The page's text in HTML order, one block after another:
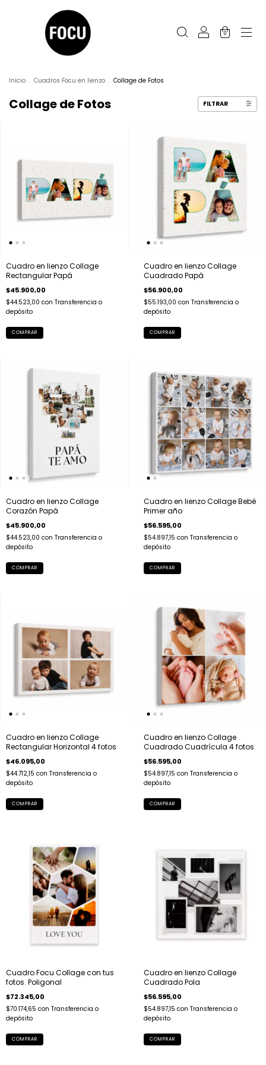
0
Inicio . Cuadros Focu en lienzo . Collage de Fotos
Collage de Fotos FILTRAR
Cuadro en lienzo Collage
Rectangular Papá
$45.900,00
$44.523,00 con Transferencia o
depósito
COMPRAR
Cuadro en lienzo Collage
Cuadrado Papá
$56.900,00
$55.193,00 con Transferencia o
depósito
COMPRAR
Cuadro en lienzo Collage
Corazón Papá
$45.900,00
$44.523,00 con Transferencia o
depósito
COMPRAR
Cuadro en lienzo Collage Bebé
Primer año
$56.595,00
$54.897,15 con Transferencia o
depósito
COMPRAR
Cuadro en lienzo Collage
Rectangular Horizontal 4 fotos
$46.095,00
$44.712,15 con Transferencia o
depósito
COMPRAR
Cuadro en lienzo Collage
Cuadrado Cuadrícula 4 fotos
$56.595,00
$54.897,15 con Transferencia o
depósito
COMPRAR
Cuadro Focu Collage con tus
fotos. Poligonal
$72.345,00
$70.174,65 con Transferencia o
depósito
COMPRAR
Cuadro en lienzo Collage
Cuadrado Pola
$56.595,00
$54.897,15 con Transferencia o
depósito
COMPRAR